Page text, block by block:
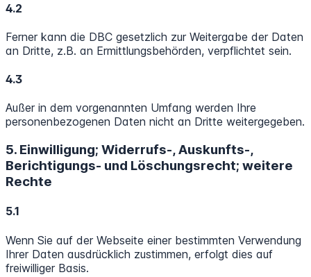
4.2
Ferner kann die DBC gesetzlich zur Weitergabe der Daten
an Dritte, z.B. an Ermittlungsbehörden, verpflichtet sein.
4.3
Außer in dem vorgenannten Umfang werden Ihre
personenbezogenen Daten nicht an Dritte weitergegeben.
5. Einwilligung; Widerrufs-, Auskunfts-,
Berichtigungs- und Löschungsrecht; weitere
Rechte
5.1
Wenn Sie auf der Webseite einer bestimmten Verwendung
Ihrer Daten ausdrücklich zustimmen, erfolgt dies auf
freiwilliger Basis.